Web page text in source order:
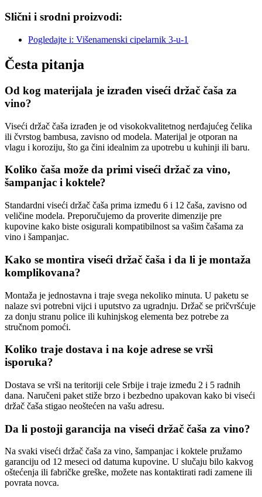
Slični i srodni proizvodi:
Pogledajte i: Višenamenski cipelarnik 3-u-1
Česta pitanja
Od kog materijala je izrađen viseći držač čaša za
vino?
Viseći držač čaša izrađen je od visokokvalitetnog nerđajućeg čelika
ili čvrstog bambusa, zavisno od modela. Materijal je otporan na
vlagu i koroziju, što ga čini idealnim za upotrebu u kuhinji ili baru.
Koliko čaša može da primi viseći držač za vino,
šampanjac i koktele?
Standardni viseći držač čaša prima između 6 i 12 čaša, zavisno od
veličine modela. Preporučujemo da proverite dimenzije pre
kupovine kako biste osigurali kompatibilnost sa vašim čašama za
vino i šampanjac.
Kako se montira viseći držač čaša i da li je montaža
komplikovana?
Montaža je jednostavna i traje svega nekoliko minuta. U paketu se
nalaze svi potrebni vijci i uputstvo za ugradnju. Držač se pričvršćuje
za donju stranu police ili kuhinjskog elementa bez potrebe za
stručnom pomoći.
Koliko traje dostava i na koje adrese se vrši
isporuka?
Dostava se vrši na teritoriji cele Srbije i traje između 2 i 5 radnih
dana. Naručeni paket stiže brzo i bezbedno upakovan kako bi viseći
držač čaša stigao neoštećen na vašu adresu.
Da li postoji garancija na viseći držač čaša za vino?
Na svaki viseći držač čaša za vino, šampanjac i koktele pružamo
garanciju od 12 meseci od datuma kupovine. U slučaju bilo kakvog
oštećenja ili fabričke greške, možete nas kontaktirati radi zamene ili
povrata novca.